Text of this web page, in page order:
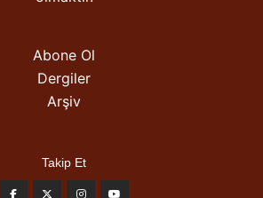
Abone Ol
Dergiler
Arşiv
Takip Et